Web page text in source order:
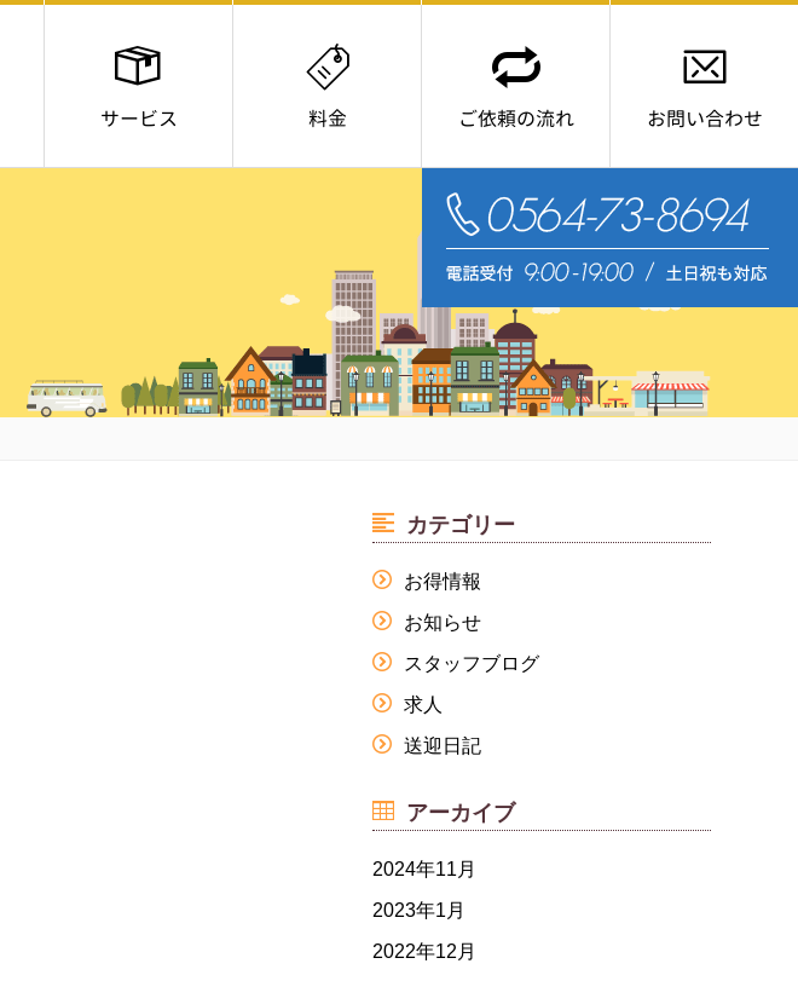
サービス 料金 ご依頼の流れ お問い合わせ
カテゴリー
お得情報
お知らせ
スタッフブログ
求人
送迎日記
アーカイブ
2024年11月
2023年1月
2022年12月